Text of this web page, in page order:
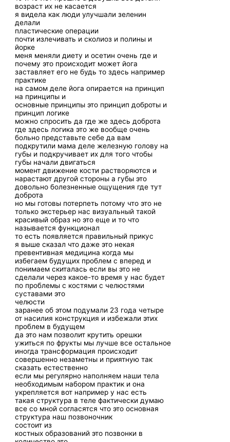
возраст их не касается
я видела как люди улучшали зеленин
делали
пластические операции
почти излечивать и сколиоз и полины и
йорке
меня меняли диету и осетин очень где и
почему это происходит может йога
заставляет его не будь то здесь например
практике
на самом деле йога опирается на принцип
на принципы и
основные принципы это принцип доброты и
принцип логике
можно спросить да где же здесь доброта
где здесь логика это же вообще очень
больно представьте себе да вам
подкрутили мама деле железную голову на
губы и подкручивает их для того чтобы
губы начали двигаться
момент движение кости растворяются и
нарастают другой стороны а губы это
довольно болезненные ощущения где тут
доброта
но мы готовы потерпеть потому что это не
только экстерьер нас визуальный такой
красивый образ но это еще и то что
называется функционал
то есть появляется правильный прикус
я выше сказал что даже это некая
превентивная медицина когда мы
избегаем будущих проблем с вперед и
понимаем скиталась если вы это не
сделали через какое-то время у нас будет
по проблемы с костями с челюстями
суставами это
челюсти
заранее об этом подумали 23 года четыре
от насилия конструкция и избежали этих
проблем в будущем
да это нам позволит крутить орешки
ужиться по фрукты мы лучше все остальное
иногда трансформация происходит
совершенно незаметны и приятную так
сказать естественно
если мы регулярно наполняем наши тела
необходимым набором практик и она
укрепляется вот например у нас есть
такая структура в теле фактически думаю
все со мной согласятся что это основная
структура наш позвоночник
состоит из
костных образований это позвонки в